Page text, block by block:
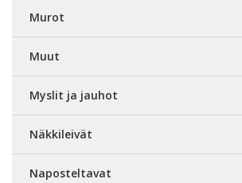
Murot
Muut
Myslit ja jauhot
Näkkileivät
Naposteltavat